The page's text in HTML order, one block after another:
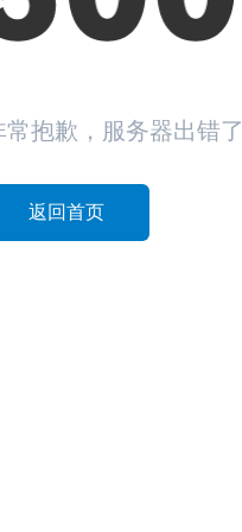
常抱歉，服务器出错了
返回首页